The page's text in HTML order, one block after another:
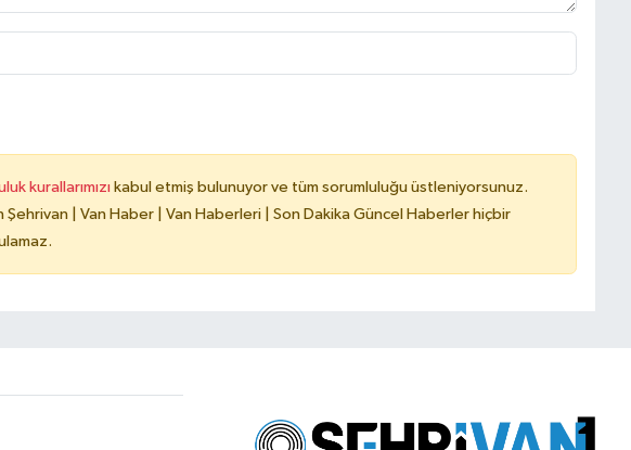
kurallarımızı kabul etmiş bulunuyor ve tüm sorumluluğu üstleniyorsunuz.
Şehrivan | Van Haber | Van Haberleri | Son Dakika Güncel Haberler hiçbir